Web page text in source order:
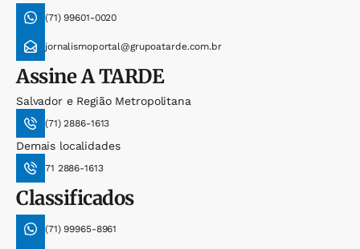
(71) 99601-0020
jornalismoportal@grupoatarde.com.br
AssineA TARDE
Salvador e Região Metropolitana
(71) 2886-1613
Demais localidades
71 2886-1613
Classificados
(71) 99965-8961